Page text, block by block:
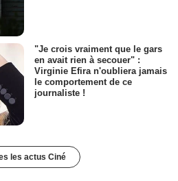
"Je crois vraiment que le gars
en avait rien à secouer" :
Virginie Efira n'oubliera jamais
le comportement de ce
journaliste !
les actus Ciné